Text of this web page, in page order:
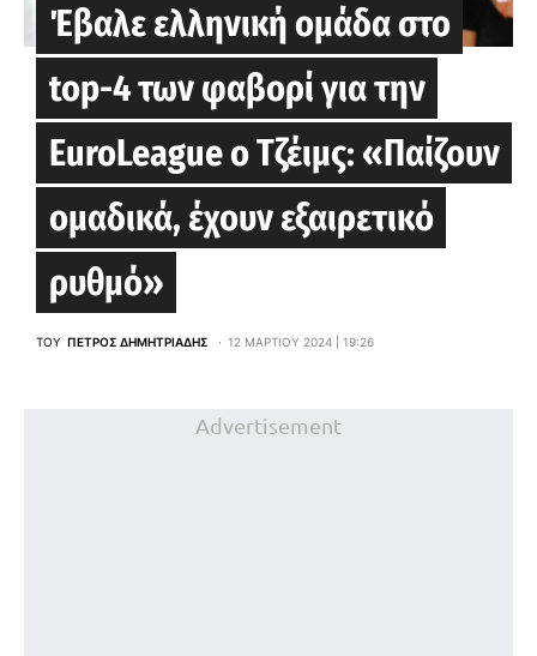
Έβαλε ελληνική ομάδα στο
top-4 των φαβορί για την
EuroLeague ο Τζέιμς: «Παίζουν
ομαδικά, έχουν εξαιρετικό
ρυθμό»
ΤΟΥ ΠΈΤΡΟΣ ΔΗΜΗΤΡΙΆΔΗΣ 12 ΜΑΡΤΊΟΥ 2024 | 19:26
Advertisement